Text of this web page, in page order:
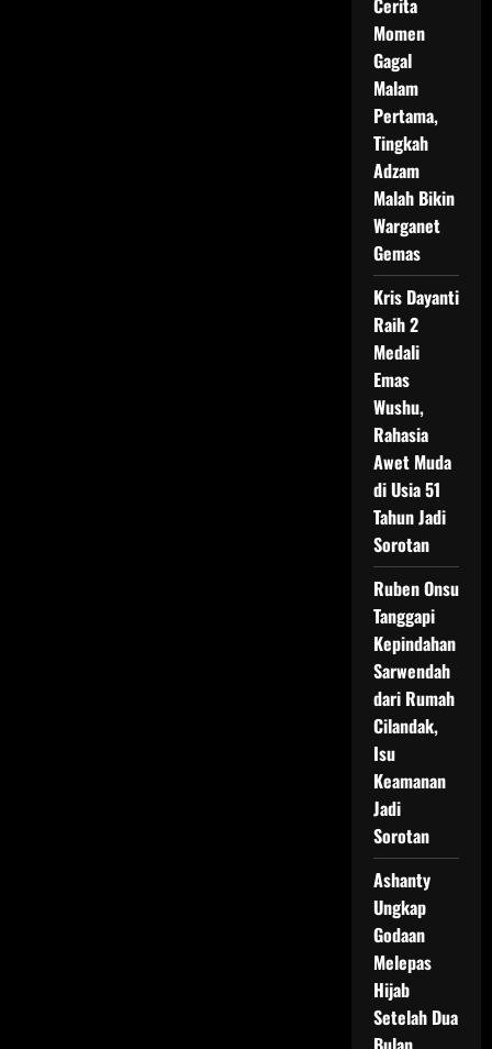
Cerita
Momen
Gagal
Malam
Pertama,
Tingkah
Adzam
Malah Bikin
Warganet
Gemas
Kris Dayanti
Raih 2
Medali
Emas
Wushu,
Rahasia
Awet Muda
di Usia 51
Tahun Jadi
Sorotan
Ruben Onsu
Tanggapi
Kepindahan
Sarwendah
dari Rumah
Cilandak,
Isu
Keamanan
Jadi
Sorotan
Ashanty
Ungkap
Godaan
Melepas
Hijab
Setelah Dua